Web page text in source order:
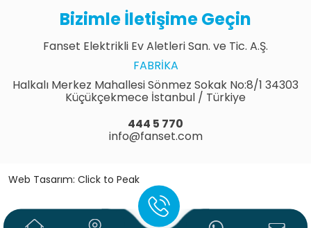
Bizimle İletişime Geçin
Fanset Elektrikli Ev Aletleri San. ve Tic. A.Ş.
FABRIKA
Halkalı Merkez Mahallesi Sönmez Sokak No:8/1 34303
Küçükçekmece İstanbul / Türkiye
444 5 770
info@fanset.com
Web Tasarım: Click to Peak